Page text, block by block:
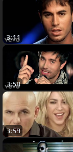
3:11
3:58
3:59